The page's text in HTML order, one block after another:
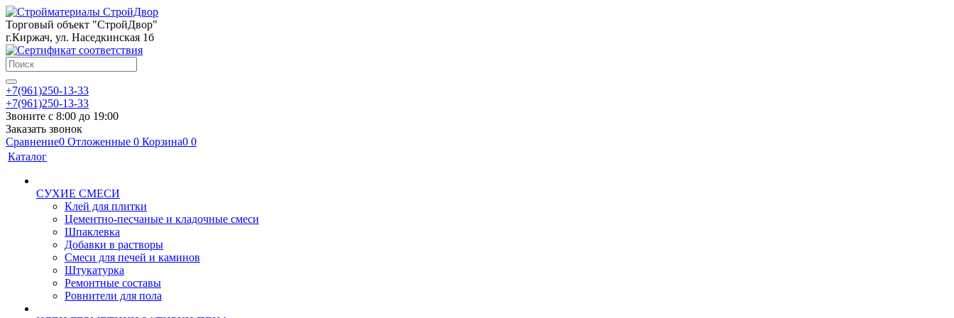
Торговый объект "СтройДвор"
г.Киржач, ул. Наседкинская 1б
+7(961)250-13-33
+7(961)250-13-33
Звоните с 8:00 до 19:00
Заказать звонок
Сравнение0 Отложенные 0 Корзина0 0
Каталог
СУХИЕ СМЕСИ
Клей для плитки
Цементно-песчаные и кладочные смеси
Шпаклевка
Добавки в растворы
Смеси для печей и каминов
Штукатурка
Ремонтные составы
Ровнители для пола